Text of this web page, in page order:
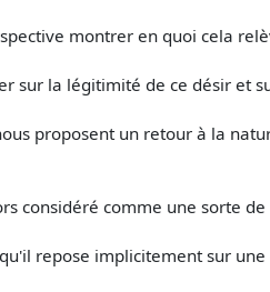
montrer en quoi cela
sur la légitimité de ce désir et
proposent un retour à la
considéré comme une sorte
repose implicitement sur